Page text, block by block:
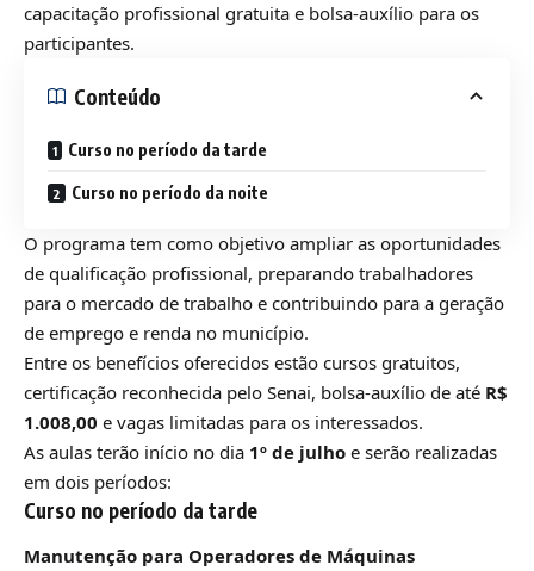
capacitação profissional gratuita e bolsa-auxílio para os
participantes.
Conteúdo
Curso no período da tarde
Curso no período da noite
O programa tem como objetivo ampliar as oportunidades
de qualificação profissional, preparando trabalhadores
para o mercado de trabalho e contribuindo para a geração
de emprego e renda no município.
Entre os benefícios oferecidos estão cursos gratuitos,
certificação reconhecida pelo Senai, bolsa-auxílio de até R$
1.008,00 e vagas limitadas para os interessados.
As aulas terão início no dia 1º de julho e serão realizadas
em dois períodos:
Curso no período da tarde
Manutenção para Operadores de Máquinas